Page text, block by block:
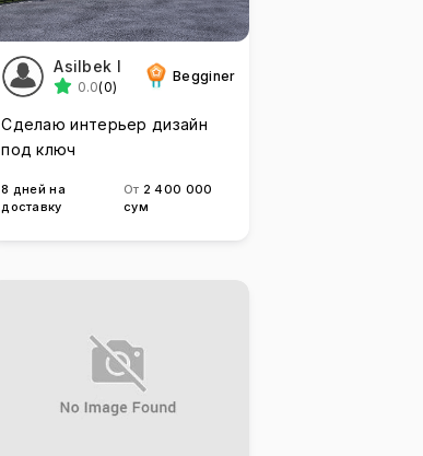
Asilbek I
0.0(0)
Begginer
Сделаю интерьер дизайн
под ключ
8 дней на
доставку
От 2 400 000
сум